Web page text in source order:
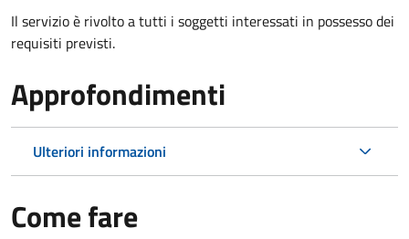
Il servizio è rivolto a tutti i soggetti interessati in possesso dei
requisiti previsti.
Approfondimenti
Ulteriori informazioni
Come fare